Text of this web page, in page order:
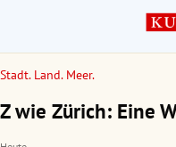
Stadt. Land. Meer.
Z wie Zürich: Eine